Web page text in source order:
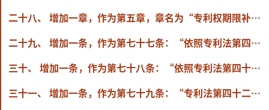
二十八、 增加一章，作为第五章，章名为“专利权期限补偿”，包括第七十七条至第八十四条。
二十九、 增加一条，作为第七十七条：“依照专利法第四十二条第二款的规定请求给予专利权期限补偿的，专利权人应当自公告授予专利权之日起3个月内向国务院专利行政部门提出。”
三十、 增加一条，作为第七十八条：“依照专利法第四十二条第二款的规定给予专利权期限补偿的，补偿期限按照发明专利在授权过程中不合理延迟的实际天数计算。
三十一、 增加一条，作为第七十九条：“专利法第四十二条第二款规定的由申请人引起的不合理延迟包括以下情形：